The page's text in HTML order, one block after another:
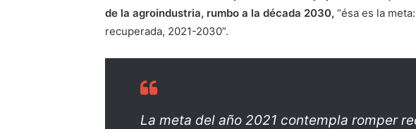
de la agroindustria, rumbo a la década 2030, “ésa es la
recuperada, 2021-2030”.
La meta del año 2021 contempla romper